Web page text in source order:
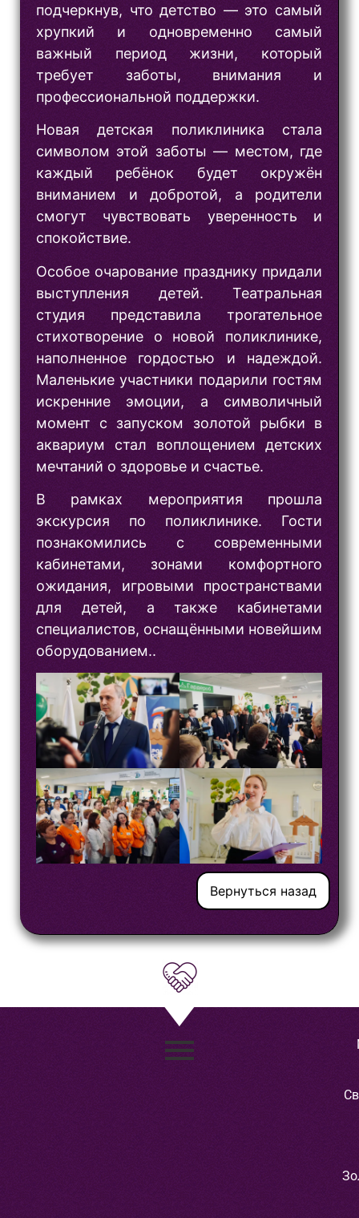
подчеркнув, что детство — это самый
хрупкий и одновременно самый
важный период жизни, который
требует заботы, внимания и
профессиональной поддержки.
Новая детская поликлиника стала
символом этой заботы — местом, где
каждый ребёнок будет окружён
вниманием и добротой, а родители
смогут чувствовать уверенность и
спокойствие.
Особое очарование празднику придали
выступления детей. Театральная
студия представила трогательное
стихотворение о новой поликлинике,
наполненное гордостью и надеждой.
Маленькие участники подарили гостям
искренние эмоции, а символичный
момент с запуском золотой рыбки в
аквариум стал воплощением детских
мечтаний о здоровье и счастье.
В рамках мероприятия прошла
экскурсия по поликлинике. Гости
познакомились с современными
кабинетами, зонами комфортного
ожидания, игровыми пространствами
для детей, а также кабинетами
специалистов, оснащёнными новейшим
оборудованием..
Вернуться назад